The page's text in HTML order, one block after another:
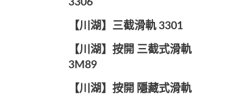
3306
【川湖】三截滑軌 3301
【川湖】按開 三截式滑軌
3M89
【川湖】按開 隱藏式滑軌